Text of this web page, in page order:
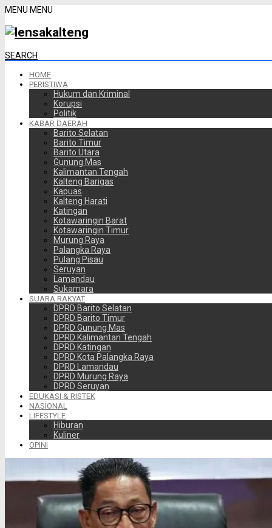
MENU MENU
SEARCH
HOME
PERISTIWA
Hukum dan Kriminal
Korupsi
Politik
KABAR DAERAH
Barito Selatan
Barito Timur
Barito Utara
Gunung Mas
Kalimantan Tengah
Kalteng Barigas
Kapuas
Kalteng Harati
Katingan
Kotawaringin Barat
Kotawaringin Timur
Murung Raya
Palangka Raya
Pulang Pisau
Seruyan
Lamandau
Sukamara
SUARA RAKYAT
DPRD Barito Selatan
DPRD Barito Timur
DPRD Gunung Mas
DPRD Kalimantan Tengah
DPRD Katingan
DPRD Kota Palangka Raya
DPRD Lamandau
DPRD Murung Raya
DPRD Seruyan
EDUKASI & RISTEK
NASIONAL
LIFESTYLE
Hiburan
Kuliner
OPINI